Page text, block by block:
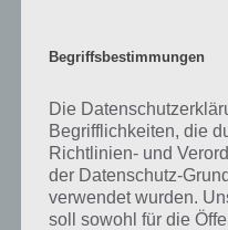
Begriffsbestimmungen
Die
Begrifflichkeiten, die
Richtlinien- und
der Datenschutz-
verwendet wurden.
soll sowohl für die